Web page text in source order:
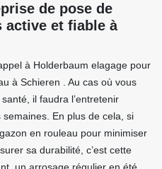
de pose de
active et fiable à
à Holderbaum elagage pour
à Schieren . Au cas où vous
il faudra l’entretenir
En plus de cela, si
en rouleau pour minimiser
sa durabilité, c’est cette